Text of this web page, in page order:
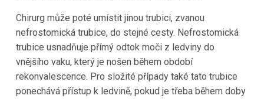
Chirurg může poté umístit jinou trubici, zvanou
nefrostomická trubice, do stejné cesty. Nefrostomická
trubice usnadňuje přímý odtok moči z ledviny do
vnějšího vaku, který je nošen během období
rekonvalescence. Pro složité případy také tato trubice
ponechává přístup k ledvině, pokud je třeba během doby